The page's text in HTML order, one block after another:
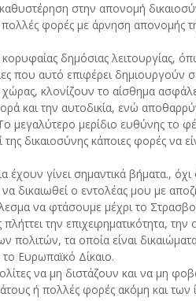
στην απονομή
φορές με άρνηση απονομής
δημόσιας λειτουργίας,
που αυτό επιφέρει δημιουργούν
χώρας, κλονίζουν το αίσθημα
και την αυτοδικία, ενώ
μεγαλύτερο μερίδιο ευθύνης το
της δικαιοσύνης κάποιες φορές να
έχουν γίνει σημαντικά βήματα.,
δικαιωθεί ο εντολέας μου με
να φτάσουμε μέχρι το
την επιχειρηματικότητα,
πολιτών, τα οποία είναι
Ευρωπαϊκό Δίκαιο.
να μη διστάζουν και να μη
ή πολλές φορές ακόμη και